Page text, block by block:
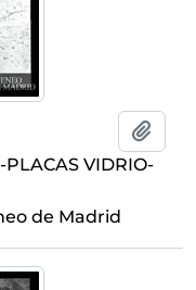
PLACAS VIDRIO-
de Madrid